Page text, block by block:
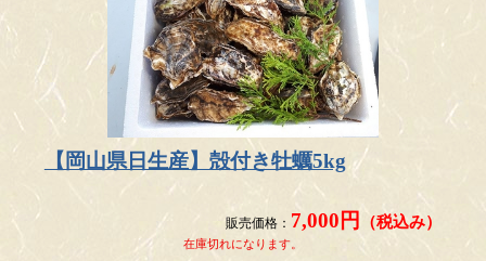
2025.11.13
【お知らせ】2025年から2026年牡蠣の販売について
日頃より、ひなせ牡蠣工房をご利用いただき、誠にありがと
うございます。
現在、牡蠣の販売について多くのお問い合わせをいただいて
牡蠣の生育が遅れており、現状ではまだ十分な品質や水揚げ
量に達していません。
【岡山県日生産】殻付き牡蠣5kg
販売価格： 7,000円 （税込み）
在庫切れになります。